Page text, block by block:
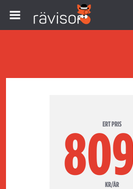
ERT PRIS
KR/ÅR